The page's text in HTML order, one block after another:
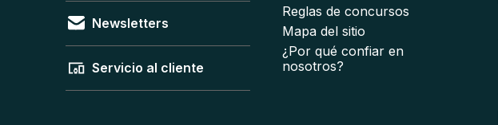
Newsletters
Servicio al cliente
Reglas de concursos
Mapa del sitio
¿Por qué confiar en
nosotros?